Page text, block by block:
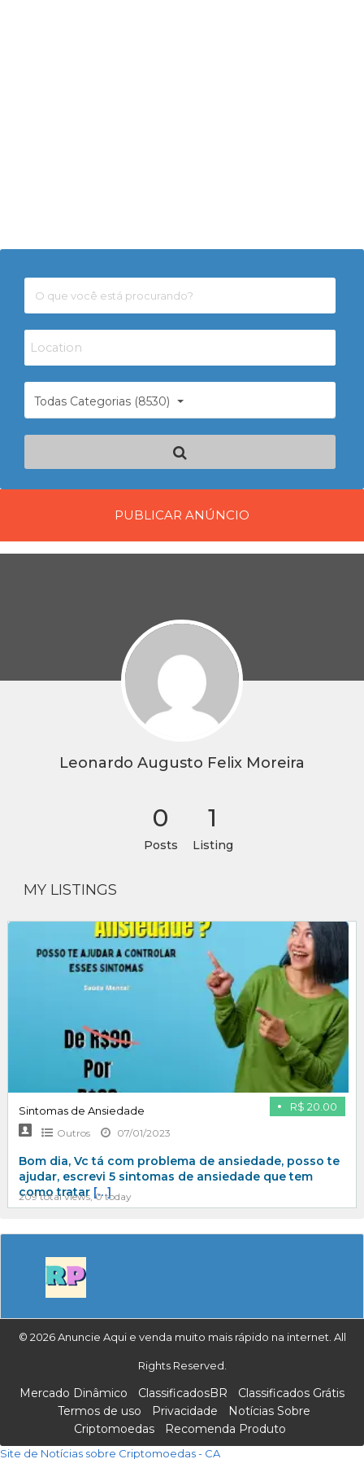
Todas Categorias (8530)
PUBLICAR ANÚNCIO
Leonardo Augusto Felix Moreira
0
Posts
1
Listing
MY LISTINGS
R$ 20.00
Sintomas de Ansiedade
Outros 07/01/2023
Bom dia, Vc tá com problema de ansiedade, posso te
ajudar, escrevi 5 sintomas de ansiedade que tem
como tratar […]
209 total views, 0 today
© 2026 Anuncie Aqui e venda muito mais rápido na internet. All
Rights Reserved.
Mercado Dinâmico ClassificadosBR
Classificados Grátis
Termos de uso
Privacidade
Notícias Sobre
Criptomoedas
Recomenda Produto
Site de Notícias sobre Criptomoedas - CA